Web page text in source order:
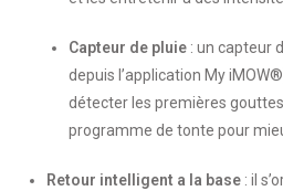
Capteur de pluie : un capteur
depuis l’application My
détecter les premières
programme de tonte pour
Retour intelligent a la base : il